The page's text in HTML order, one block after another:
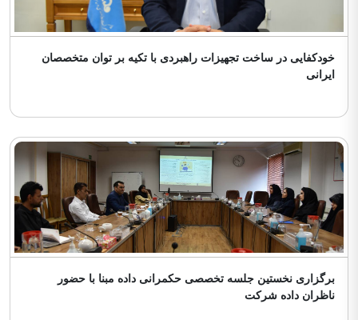
خودکفایی در ساخت تجهیزات راهبردی با تکیه بر توان متخصصان
ایرانی
برگزاری نخستین جلسه تخصصی حکمرانی داده مبنا با حضور
ناظران داده شرکت